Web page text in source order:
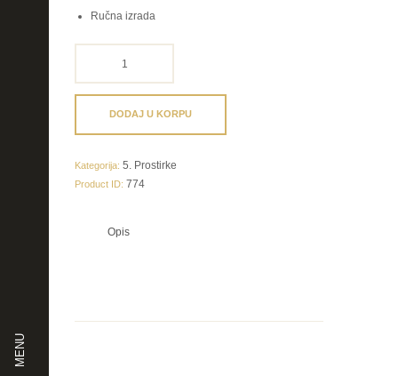
MENU
Ručna izrada
DODAJ U KORPU
Kategorija: 5. Prostirke
Product ID: 774
Opis